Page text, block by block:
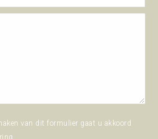
van dit formulier gaat u akkoord